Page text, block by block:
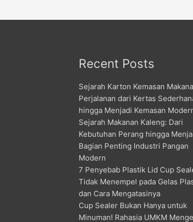
Recent Posts
Sejarah Karton Kemasan
Perjalanan dari Kertas
hingga Menjadi Kemasan
Sejarah Makanan Kaleng: Dari
Kebutuhan Perang hingga
Bagian Penting Industri Pangan
Modern
7 Penyebab Plastik Lid Cup
Tidak Menempel pada Gelas
dan Cara Mengatasinya
Cup Sealer Bukan Hanya untuk
Minuman! Rahasia UMKM